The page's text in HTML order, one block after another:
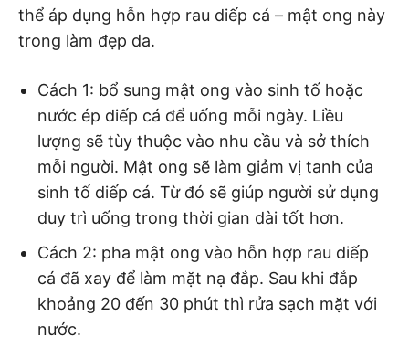
thể áp dụng hỗn hợp rau diếp cá – mật ong này
trong làm đẹp da.
Cách 1: bổ sung mật ong vào sinh tố hoặc
nước ép diếp cá để uống mỗi ngày. Liều
lượng sẽ tùy thuộc vào nhu cầu và sở thích
mỗi người. Mật ong sẽ làm giảm vị tanh của
sinh tố diếp cá. Từ đó sẽ giúp người sử dụng
duy trì uống trong thời gian dài tốt hơn.
Cách 2: pha mật ong vào hỗn hợp rau diếp
cá đã xay để làm mặt nạ đắp. Sau khi đắp
khoảng 20 đến 30 phút thì rửa sạch mặt với
nước.